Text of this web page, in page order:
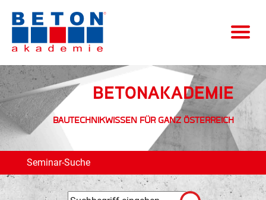
Seminar-Suche
BETONAKADEMIE
BAUTECHNIKWISSEN FÜR GANZ ÖSTERREICH